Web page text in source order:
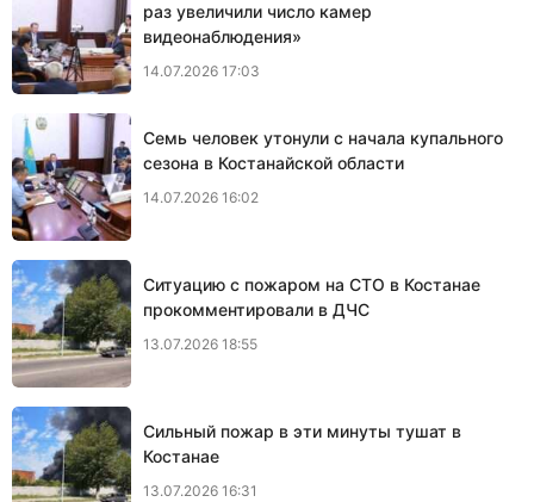
раз увеличили число камер
видеонаблюдения»
14.07.2026 17:03
Семь человек утонули с начала купального
сезона в Костанайской области
14.07.2026 16:02
Ситуацию с пожаром на СТО в Костанае
прокомментировали в ДЧС
13.07.2026 18:55
Сильный пожар в эти минуты тушат в
Костанае
13.07.2026 16:31